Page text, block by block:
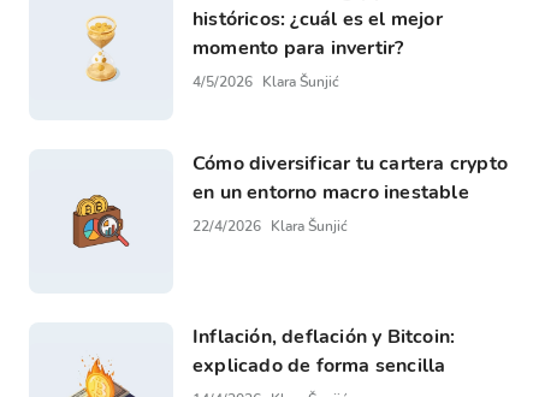
históricos: ¿cuál es el mejor
momento para invertir?
4/5/2026 Klara Šunjić
Cómo diversificar tu cartera crypto
en un entorno macro inestable
22/4/2026 Klara Šunjić
Inflación, deflación y Bitcoin:
explicado de forma sencilla